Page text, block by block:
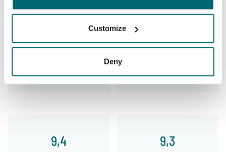
Customize
Deny
9,7
Algemeen
9,2
Faciliteiten
9,4 9,3